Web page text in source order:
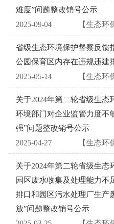
难度”问题整改销号公示
2025-09-04
【生态环
省级生态环境保护督察反馈
公园保育区内存在违规违建
2025-05-14
【生态环
关于2024年第二轮省级生态
环境部门对企业监管力度不
强”问题整改销号公示
2025-04-27
【生态环
关于2024年第二轮省级生态
园区废水收集及处理能力不
排口和园区污水处理厂生产
放”问题整改销号公示